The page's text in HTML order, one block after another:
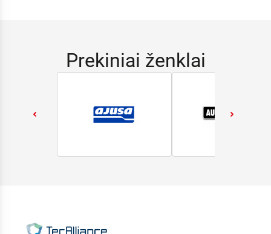
Prekiniai ženklai